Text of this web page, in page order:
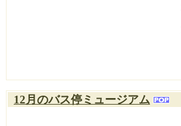
12月のバス停ミュージアム